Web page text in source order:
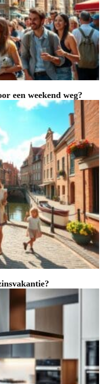
een weekend weg?